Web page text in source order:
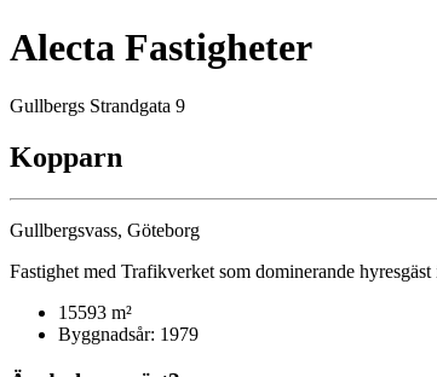
Alecta Fastigheter
Gullbergs Strandgata 9
Kopparn
Gullbergsvass, Göteborg
Fastighet med Trafikverket som dominerande
15593 m²
Byggnadsår: 1979